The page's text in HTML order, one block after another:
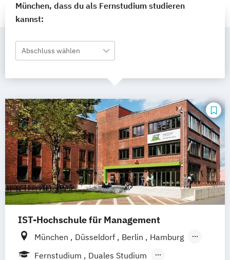
München, dass du als Fernstudium studieren
kannst:
Abschluss wählen
IST-Hochschule für Management
München Düsseldorf Berlin
Hamburg
Weil am Rhein
Frankfurt am Main
Fernstudium
Duales Studium